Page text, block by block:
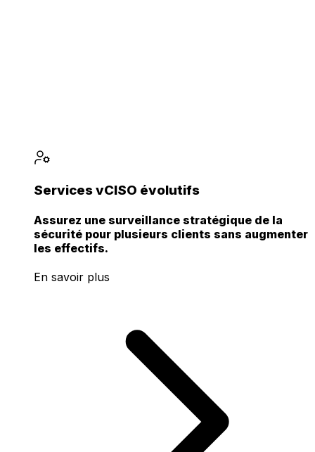
Services vCISO évolutifs
Assurez une surveillance stratégique de la
sécurité pour plusieurs clients sans augmenter
les effectifs.
En savoir plus